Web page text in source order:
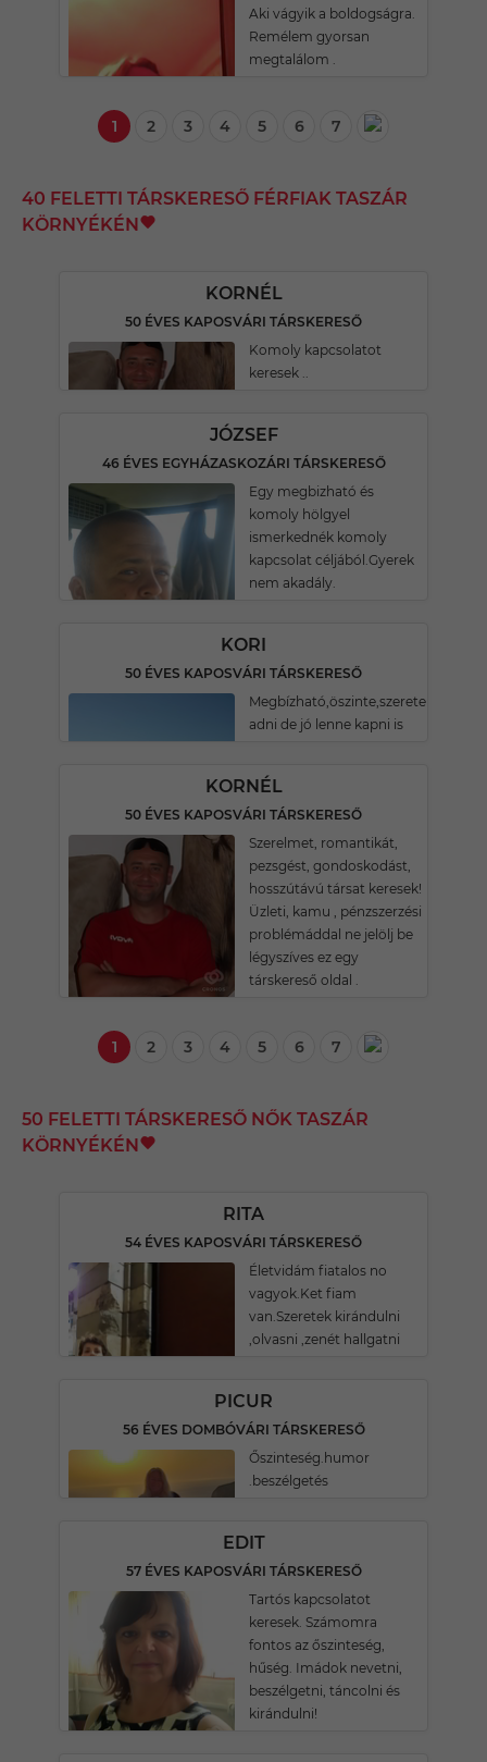
Aki vágyik a boldogságra.
Remélem gyorsan
megtalálom .
1 2 3 4 5 6 7
40 FELETTI TÁRSKERESŐ FÉRFIAK TASZÁR
KÖRNYÉKÉN
KORNÉL
50 ÉVES KAPOSVÁRI TÁRSKERESŐ
Komoly kapcsolatot
keresek ..
JÓZSEF
46 ÉVES EGYHÁZASKOZÁRI TÁRSKERESŐ
Egy megbizható és
komoly hölgyel
ismerkednék komoly
kapcsolat céljából.Gyerek
nem akadály.
KORI
50 ÉVES KAPOSVÁRI TÁRSKERESŐ
Megbízható,öszinte,szeretek
adni de jó lenne kapni is
KORNÉL
50 ÉVES KAPOSVÁRI TÁRSKERESŐ
Szerelmet, romantikát,
pezsgést, gondoskodást,
hosszútávú társat keresek!
Üzleti, kamu , pénzszerzési
problémáddal ne jelölj be
légyszíves ez egy
társkereső oldal .
1 2 3 4 5 6 7
50 FELETTI TÁRSKERESŐ NŐK TASZÁR
KÖRNYÉKÉN
RITA
54 ÉVES KAPOSVÁRI TÁRSKERESŐ
Életvidám fiatalos no
vagyok.Ket fiam
van.Szeretek kirándulni
,olvasni ,zenét hallgatni
PICUR
56 ÉVES DOMBÓVÁRI TÁRSKERESŐ
Őszinteség.humor
.beszélgetés
EDIT
57 ÉVES KAPOSVÁRI TÁRSKERESŐ
Tartós kapcsolatot
keresek. Számomra
fontos az őszinteség,
hűség. Imádok nevetni,
beszélgetni, táncolni és
kirándulni!